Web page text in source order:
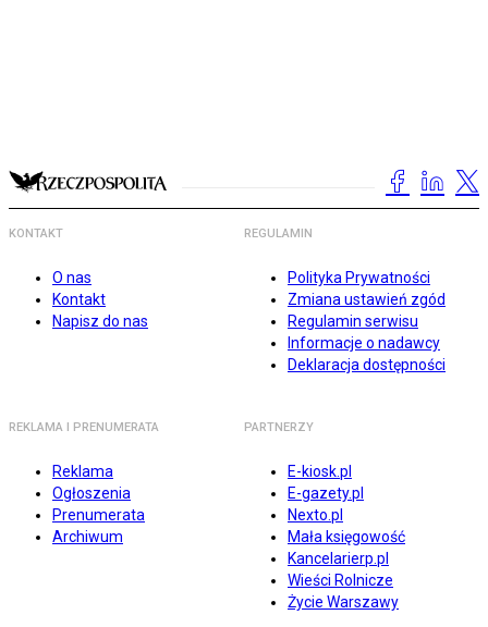
KONTAKT
O nas
Kontakt
Napisz do nas
REGULAMIN
Polityka Prywatności
Zmiana ustawień zgód
Regulamin serwisu
Informacje o nadawcy
Deklaracja dostępności
REKLAMA I PRENUMERATA
Reklama
Ogłoszenia
Prenumerata
Archiwum
PARTNERZY
E-kiosk.pl
E-gazety.pl
Nexto.pl
Mała księgowość
Kancelarierp.pl
Wieści Rolnicze
Życie Warszawy